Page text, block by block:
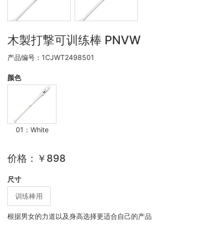
木製打撃可训练棒 PNVW
产品编号：1CJWT2498501
颜色
01：White
价格：￥898
尺寸
训练棒用
根据男女的力道以及身高选择更适合自己的产品